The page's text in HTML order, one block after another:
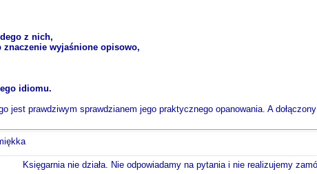
z nich,
wyjaśnione opisowo,
idiomu.
jest prawdziwym sprawdzianem jego praktycznego opanowania. A
Księgarnia nie działa. Nie odpowiadamy na pytania i nie realizujemy